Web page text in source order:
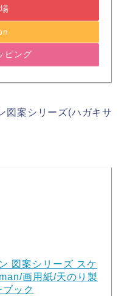
ピング
図案シリーズ(ハガキサ
図案シリーズ スケ
画用紙/天のり製
ック